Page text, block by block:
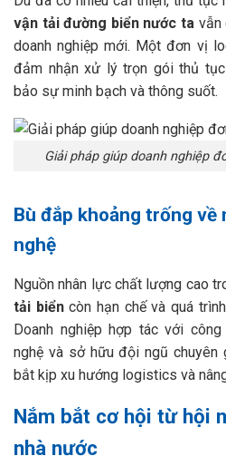
vận tải đường biển nước ta vẫn
doanh nghiệp mới. Một đơn vị
đảm nhận xử lý trọn gói thủ
bảo sự minh bạch và thông suốt.
Giải pháp giúp doanh nghiệp
Bù đắp khoảng trống về
nghệ
Nguồn nhân lực chất lượng cao
tải biểncòn hạn chế và quá
Doanh nghiệp hợp tác với
nghệ và sở hữu đội ngũ chuyên
bắt kịp xu hướng logistics và
Nắm bắt cơ hội từ hội
nhà nước